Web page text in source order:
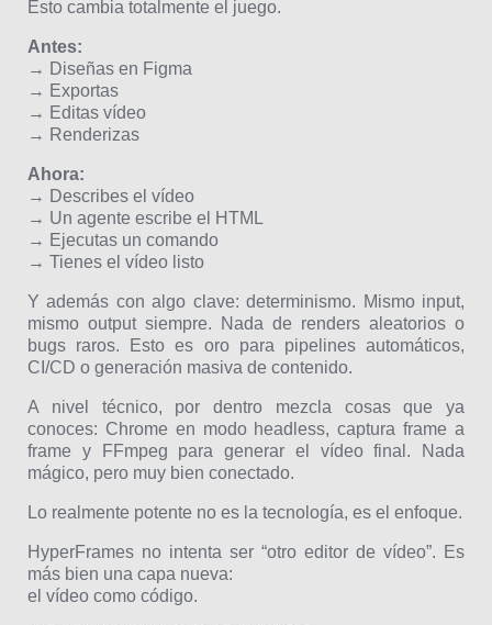
Esto cambia totalmente el juego.
Antes:
→ Diseñas en Figma
→ Exportas
→ Editas vídeo
→ Renderizas
Ahora:
→ Describes el vídeo
→ Un agente escribe el HTML
→ Ejecutas un comando
→ Tienes el vídeo listo
Y además con algo clave: determinismo. Mismo input,
mismo output siempre. Nada de renders aleatorios o
bugs raros. Esto es oro para pipelines automáticos,
CI/CD o generación masiva de contenido.
A nivel técnico, por dentro mezcla cosas que ya
conoces: Chrome en modo headless, captura frame a
frame y FFmpeg para generar el vídeo final. Nada
mágico, pero muy bien conectado.
Lo realmente potente no es la tecnología, es el enfoque.
HyperFrames no intenta ser “otro editor de vídeo”. Es
más bien una capa nueva:
el vídeo como código.